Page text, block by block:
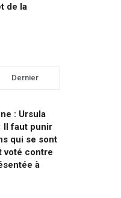
de la
Dernier
: Ursula
Il faut punir
qui se sont
voté contre
à